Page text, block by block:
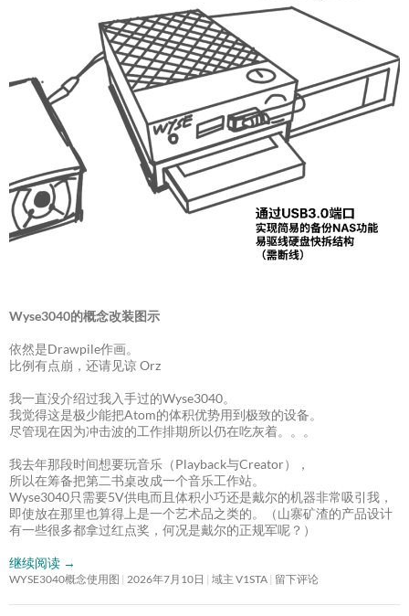
Wyse3040的概念改装图示
依然是Drawpile作画。
比例有点崩，还请见谅 Orz
我一直没介绍过我入手过的Wyse3040。
我觉得这是极少能把Atom的体积优势用到极致的设备。
尽管现在因为冲击波的工作排期所以仍在吃灰着。。。
我去年那段时间想要玩音乐（Playback与Creator），
所以在筹备把第二书桌改成一个音乐工作站。
Wyse3040只需要5V供电而且体积小巧还是戴尔的机器非常吸引我，
即使放在那里也算得上是一个艺术品之类的。（山寨矿渣的产品设计
有一些很多都拿过红点奖，何况是戴尔的正规军呢？）
继续阅读 →
WYSE3040概念使用图 2026年7月10日 域主 V1STA 留下评论